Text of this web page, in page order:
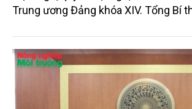
Trung ương Đảng khóa XIV. Tổng Bí
trọng. Tạp chí Nông nghiệp và Môi
giới thiệu toàn văn bài phát biểu của
Bí thư, Chủ tịch nước.